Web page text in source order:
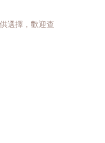
選擇，歡迎查